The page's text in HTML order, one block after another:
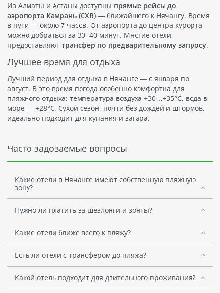
Из Алматы и Астаны доступны прямые рейсы до
аэропорта Камрань (CXR) — ближайшего к Нячангу. Время
в пути — около 7 часов. От аэропорта до центра курорта
можно добраться за 30–40 минут. Многие отели
предоставляют трансфер по предварительному запросу.
Лучшее время для отдыха
Лучший период для отдыха в Нячанге — с января по
август. В это время погода особенно комфортна для
пляжного отдыха: температура воздуха +30…+35°C, вода в
море — +28°C. Сухой сезон, почти без дождей и штормов,
идеально подходит для купания и загара.
Часто задоваемые вопросы
Какие отели в Нячанге имеют собственную пляжную
зону?
Нужно ли платить за шезлонги и зонты?
Какие отели ближе всего к пляжу?
Есть ли отели с трансфером до пляжа?
Какой отель подходит для длительного проживания?